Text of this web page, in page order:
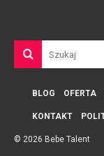
BLOG OFERTA
KONTAKT
© 2026 Bebe Talent